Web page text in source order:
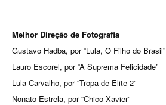
Melhor Direção de Fotografia
Gustavo Hadba, por “Lula, O Filho do Brasil”
Lauro Escorel, por “A Suprema Felicidade”
Lula Carvalho, por “Tropa de Elite 2”
Nonato Estrela, por “Chico Xavier”